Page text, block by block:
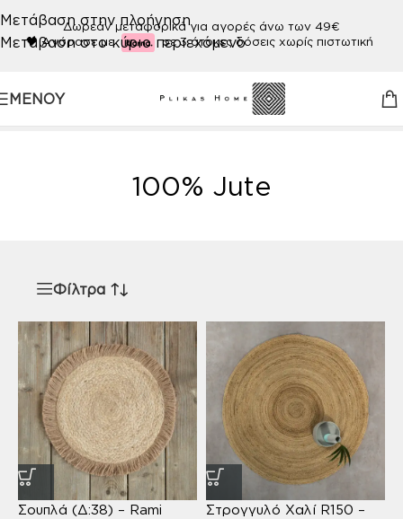
Μετάβαση στην πλοήγηση
Μετάβαση στο κύριο περιεχόμενο
Δωρεάν μεταφορικά για αγορές άνω των 49€
🖤Αγόρασε με σε 3 άτοκες δόσεις χωρίς πιστωτική
ΜΕΝΟΎ
Προϊόν ΠΟΙΟΤΗΤΑ/100% Jute
100% Jute
Φίλτρα
Σουπλά (Δ:38) – Rami
Στρογγυλό Χαλί R150 –